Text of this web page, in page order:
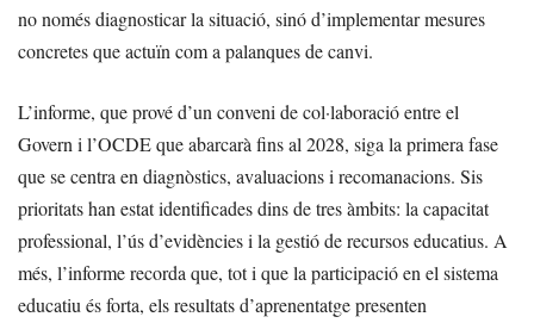
no només diagnosticar la situació, sinó d’implementar mesures
concretes que actuïn com a palanques de canvi.
L’informe, que prové d’un conveni de col·laboració entre el
Govern i l’OCDE que abarcarà fins al 2028, siga la primera fase
que se centra en diagnòstics, avaluacions i recomanacions. Sis
prioritats han estat identificades dins de tres àmbits: la capacitat
professional, l’ús d’evidències i la gestió de recursos educatius. A
més, l’informe recorda que, tot i que la participació en el sistema
educatiu és forta, els resultats d’aprenentatge presenten